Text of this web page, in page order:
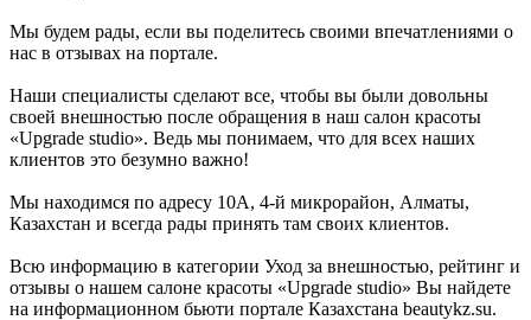
Мы будем рады, если вы поделитесь своими впечатлениями о
нас в отзывах на портале.
Наши специалисты сделают все, чтобы вы были довольны
своей внешностью после обращения в наш салон красоты
«Upgrade studio». Ведь мы понимаем, что для всех наших
клиентов это безумно важно!
Мы находимся по адресу 10А, 4-й микрорайон, Алматы,
Казахстан и всегда рады принять там своих клиентов.
Всю информацию в категории Уход за внешностью, рейтинг и
отзывы о нашем салоне красоты «Upgrade studio» Вы найдете
на информационном бьюти портале Казахстана beautykz.su.